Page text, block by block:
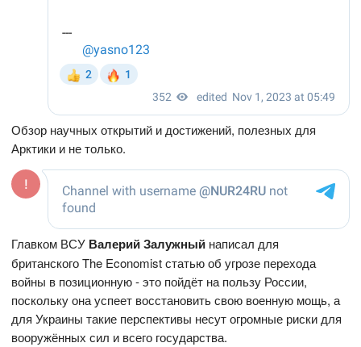
Обзор научных открытий и достижений, полезных для
Арктики и не только.
Главком ВСУ Валерий Залужный написал для
британского The Economist статью об угрозе перехода
войны в позиционную - это пойдёт на пользу России,
поскольку она успеет восстановить свою военную мощь, а
для Украины такие перспективы несут огромные риски для
вооружённых сил и всего государства.